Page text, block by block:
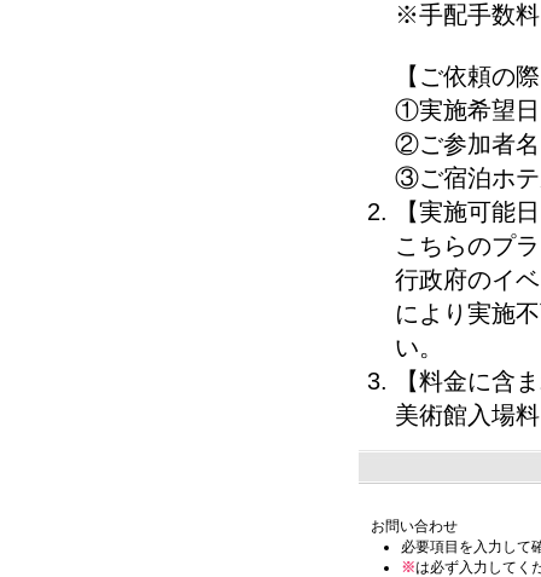
※手配手数
【ご依頼の
①実施希望日
②ご参加者
③ご宿泊ホテ
【実施可能
こちらのプ
行政府のイ
により実施
い。
【料金に含
美術館入場
お問い合わせ
必要項目を入力して
※は必ず入力してく